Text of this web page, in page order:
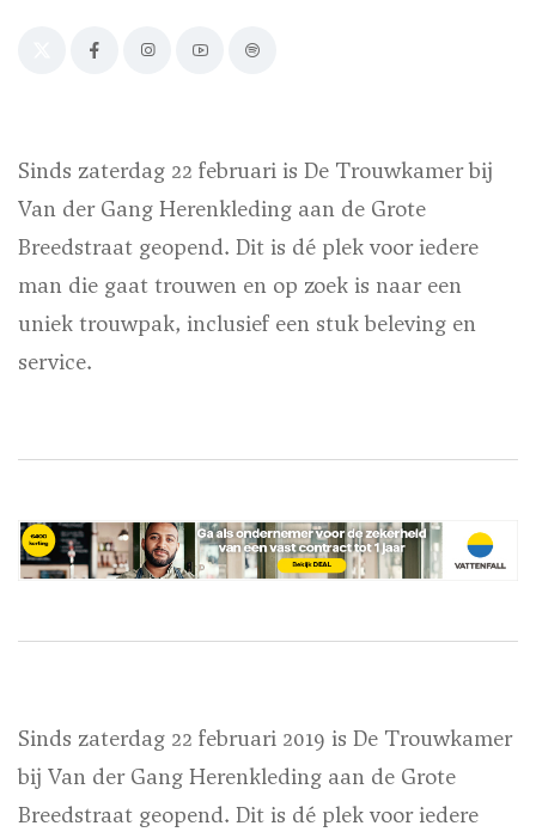
Sinds zaterdag 22 februari is De Trouwkamer bij
Van der Gang Herenkleding aan de Grote
Breedstraat geopend. Dit is dé plek voor iedere
man die gaat trouwen en op zoek is naar een
uniek trouwpak, inclusief een stuk beleving en
service.
Sinds zaterdag 22 februari 2019 is De Trouwkamer
bij Van der Gang Herenkleding aan de Grote
Breedstraat geopend. Dit is dé plek voor iedere